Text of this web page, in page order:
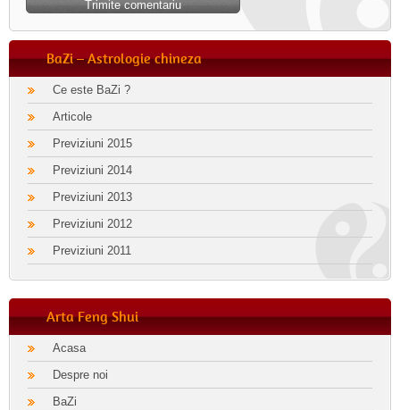
BaZi – Astrologie chineza
Ce este BaZi ?
Articole
Previziuni 2015
Previziuni 2014
Previziuni 2013
Previziuni 2012
Previziuni 2011
Arta Feng Shui
Acasa
Despre noi
BaZi